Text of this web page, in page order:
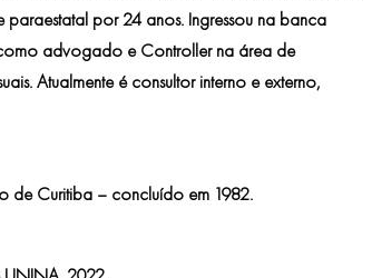
paraestatal por 24 anos. Ingressou na banca
advogado e Controller na área de
Atualmente é consultor interno e externo,
de Curitiba – concluído em 1982.